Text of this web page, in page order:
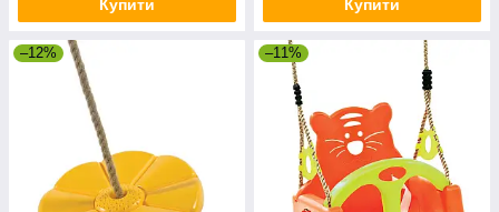
Купити Купити
–12% –11%